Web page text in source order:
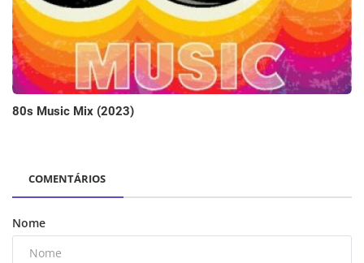
80s Music Mix (2023)
COMENTÁRIOS
Nome